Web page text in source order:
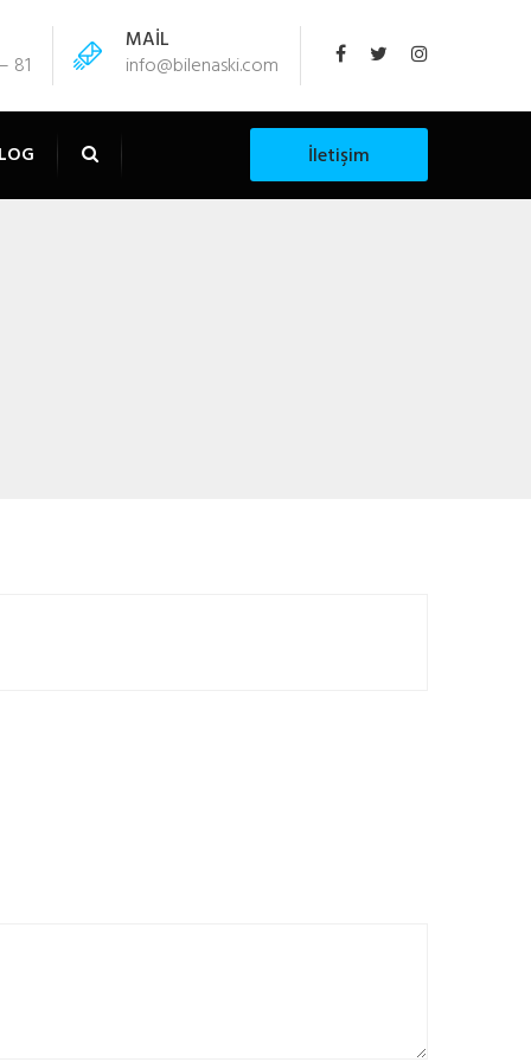
MAİL
info@bilenaski.com
81
İletişim